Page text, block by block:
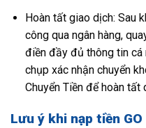
Hoàn tất giao dịch: Sau
công qua ngân hàng,
điền đầy đủ thông tin cá
chụp xác nhận chuyển
Chuyển Tiền để hoàn tất
Lưu ý khi nạp tiền GO